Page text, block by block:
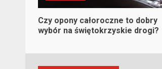
Czy opony całoroczne to dobry
wybór na świętokrzyskie drogi?